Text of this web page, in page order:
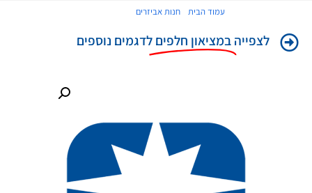
עמוד הבית חנות אביזרים
לצפייהבמציאון חלפים לדגמים נוספים